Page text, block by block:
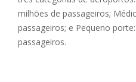
milhões de passageiros;
passageiros; e Pequeno
passageiros.